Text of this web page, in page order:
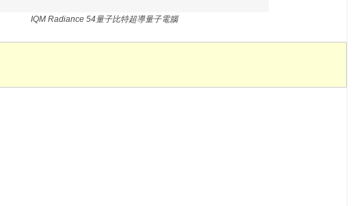
IQM Radiance 54量子比特超導量子電腦